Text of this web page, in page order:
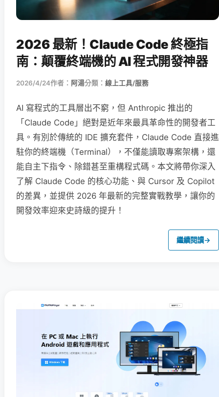
2026 最新！Claude Code 終極指
南：顛覆終端機的 AI 程式開發神器
2026/4/24作者： 阿湯分類： 線上工具/服務
AI 寫程式的工具層出不窮，但 Anthropic 推出的
「Claude Code」絕對是近年來最具革命性的開發者工
具。有別於傳統的 IDE 擴充套件，Claude Code 直接進
駐你的終端機（Terminal），不僅能讀取專案架構，還
能自主下指令、除錯甚至重構程式碼。本文將帶你深入
了解 Claude Code 的核心功能、與 Cursor 及 Copilot
的差異，並提供 2026 年最新的完整實戰教學，讓你的
開發效率迎來史詩級的提升！
繼續閱讀→